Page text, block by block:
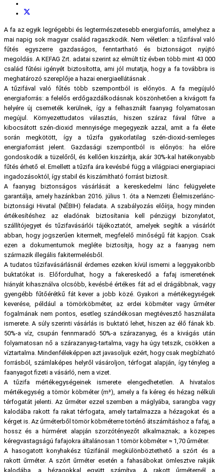
A fa az egyik legrégebbi és legtermészetesebb energiaforrás, amelyhez a
mai napig sok magyar család ragaszkodik. Nem véletlen: a tűzifával való
fűtés egyszerre gazdaságos, fenntartható és biztonságot nyújtó
megoldás. A KEFAG Zrt. adatai szerint az elmúlt tíz évben több mint 43 000
család fűtési igényét biztosította, ami jól mutatja, hogy a fa továbbra is
meghatározó szereplője a hazai energiaellátásnak .
A tűzifával való fűtés több szempontból is előnyös. A fa megújuló
energiaforrás: a felelős erdőgazdálkodásnak köszönhetően a kivágott fa
helyére új csemeték kerülnek, így a felhasznált faanyag folyamatosan
megújul. Környezettudatos választás, hiszen száraz fával fűtve a
kibocsátott szén-dioxid mennyisége megegyezik azzal, amit a fa élete
során megkötött, így a tűzifa gyakorlatilag szén-dioxid-semleges
energiaforrást jelent. Gazdasági szempontból is előnyös: ha előre
gondoskodik a tüzelőről, és kellően kiszárítja, akár 30%-kal hatékonyabb
fűtés érhető el. Emellett a tűzifa ára kevésbé függ a világpiaci energiapiaci
ingadozásoktól, így stabil és kiszámítható forrást biztosít.
A faanyag biztonságos vásárlását a kereskedelmi lánc felügyelete
garantálja, amely hazánkban 2016. július 1. óta a Nemzeti Élelmiszerlánc-
biztonsági Hivatal (NÉBIH) feladata. A szabályozás előírja, hogy minden
értékesítéshez az eladónak biztosítania kell pénzügyi bizonylatot,
szállítójegyet és tűzifavásárlói tájékoztatót, amelyek segítik a vásárlót
abban, hogy jogszerűen kitermelt, megfelelő minőségű fát kapjon. Csak
ezen a dokumentumok megléte biztosítja, hogy az a faanyag nem
származik illegális fakitermelésből.
A tudatos tűzifavásárlásnál érdemes ezeken kívül ismerni a leggyakoribb
buktatókat is. Előfordulhat, hogy a fakereskedő a fafaj ismeretének
hiányát kihasználva olcsóbb, kevésbé értékes fát ad el drágábbnak, vagy
gyengébb fűtőérétkű fát kever a jobb közé. Gyakori a mértékegységek
keverése, például a tömörköbméter, az erdei köbméter vagy űrméter
fogalmának nem pontos, esetleg szándékosan megtévesztő használata
ismerete. A súly szerinti vásárlás is buktató lehet, hiszen az élő fának kb.
50%-a víz, csupán fennmaradó 50%-a szárazanyag, és a kivágás után
folyamatosan nő a szárazanyag-tartalma, vagy ha úgy tetszik, csökken a
víztartalma. Mindenféleképpen azt javasoljuk ezért, hogy csak megbízható
forrásból, számlaképes helyről vásároljon, térfogat alapján, így tényleg a
faanyagot fizeti a vásárló, nem a vizet.
A tűzifa mértékegységeinek ismerete elengedhetetlen. A hivatalos
mértékegység a tömör köbméter (m³), amely a fa kéreg és hézag nélküli
térfogatát jelenti. Az űrméter ezzel szemben a máglyába, sarangba vagy
kalodába rakott fa rakat térfogata, amely tartalmazza a hézagokat és a
kérget is. Az űrméterből tömör köbméterre történő átszámításhoz a fafaj, a
hossz és a húrméret alapján szorzótényezőt alkalmaznak; a közepes
kéregvastagságú fafajokra általánosan 1 tömör köbméter ≈ 1,70 űrméter.
A hasogatott konyhakész tűzifánál megkülönböztethető a szórt és a
rakott űrméter. A szórt űrméter esetén a fahasábokat ömlesztve rakják
kalodába, a hézagokkal együtt számítva. A rakott űrméternél a